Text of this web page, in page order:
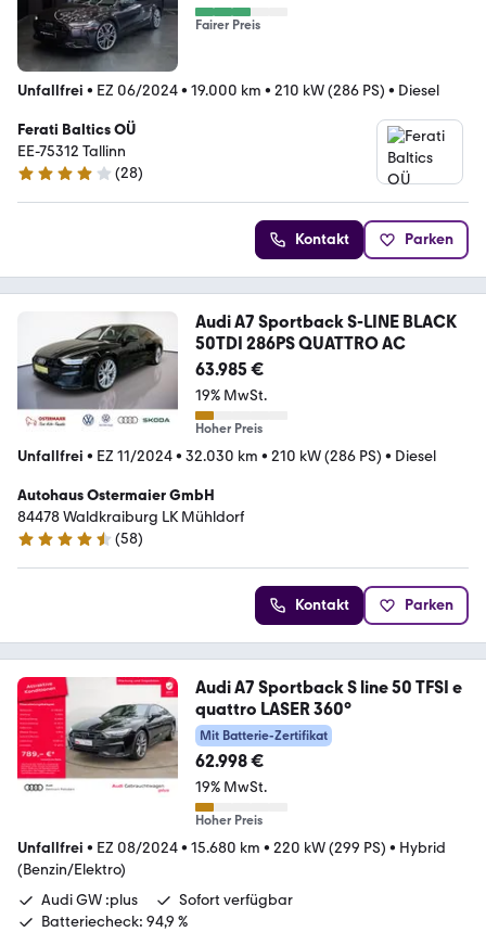
Fairer Preis
Unfallfrei • EZ 06/2024• 19.000 km • 210 kW (286 PS) • Diesel
Ferati Baltics OÜ
EE-75312 Tallinn
4 Sterne
(28)
Kontakt Parken
Audi A7 Sportback S-LINE BLACK
50TDI 286PS QUATTRO AC
63.985 €
19% MwSt.
Hoher Preis
Unfallfrei • EZ 11/2024• 32.030 km • 210 kW (286 PS) • Diesel
Autohaus Ostermaier GmbH
84478 Waldkraiburg LK Mühldorf
4.7 Sterne
(58)
Kontakt Parken
Audi A7 Sportback S line 50 TFSI e
quattro LASER 360°
Mit Batterie-Zertifikat
62.998 €
19% MwSt.
Hoher Preis
Unfallfrei • EZ 08/2024• 15.680 km • 220 kW (299 PS) • Hybrid
(Benzin/Elektro)
Audi GW :plus
Sofort verfügbar
Batteriecheck: 94,9 %